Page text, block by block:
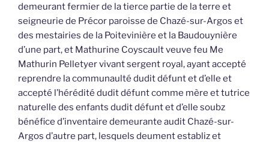
demeurant fermier de la tierce partie de la terre et
seigneurie de Précor paroisse de Chazé-sur-Argos et
des mestairies de la Poitevinière et la Baudouynière
d’une part, et Mathurine Coyscault veuve feu Me
Mathurin Pelletyer vivant sergent royal, ayant accepté
reprendre la communaulté dudit défunt et d’elle et
accepté l’hérédité dudit défunt comme mère et tutrice
naturelle des enfants dudit défunt et d’elle soubz
bénéfice d’inventaire demeurante audit Chazé-sur-
Argos d’autre part, lesquels deument establiz et